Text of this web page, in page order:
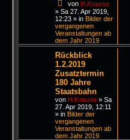
von H.Krause
» Sa 27. Apr 2019,
12:23 » in Bilder der
vergangenen
Veranstaltungen ab
dem Jahr 2019
Rückblick
1.2.2019
Zusatztermin
180 Jahre
Staatsbahn
von H.Krause » Sa
27. Apr 2019, 12:11
» in Bilder der
vergangenen
Veranstaltungen ab
dem Jahr 2019